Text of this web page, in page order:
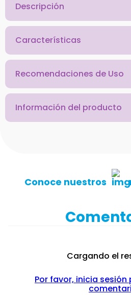
Descripción
Características
Recomendaciones de Uso
Información del producto
Conoce nuestros
Cargando el
Por favor, inicia sesión